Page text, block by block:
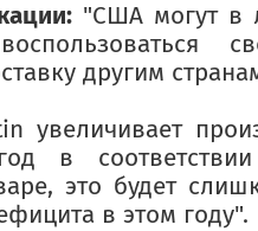
: "США могут в
другим
увеличивает
в
это будет
в этом году".